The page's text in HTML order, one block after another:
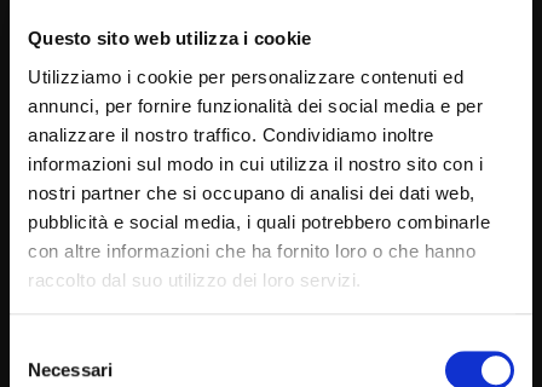
Questo sito web utilizza i cookie
Utilizziamo i cookie per personalizzare contenuti ed
annunci, per fornire funzionalità dei social media e per
analizzare il nostro traffico. Condividiamo inoltre
informazioni sul modo in cui utilizza il nostro sito con i
nostri partner che si occupano di analisi dei dati web,
pubblicità e social media, i quali potrebbero combinarle
con altre informazioni che ha fornito loro o che hanno
raccolto dal suo utilizzo dei loro servizi.
delNecessari
VIDEO PIÙ VISTI DELLA SETTIMANA
Dacia Maraini: sono grata a Leone
XIV, costruttore di pace (Just
Today 27 Luglio 2026)
SIMONA MARMORINO
Itinerari domenicali – 25 Luglio